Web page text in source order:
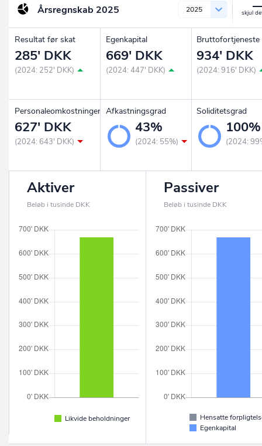
Årsregnskab 2025 2025
Resultat før skat
285' DKK
(2024: 252' DKK)
Egenkapital
669' DKK
(2024: 447' DKK)
Bruttofortjeneste
934' DKK
(2024: 916' DKK)
Personaleomkostninger
627' DKK
(2024: 643' DKK)
Afkastningsgrad
43%
(2024: 55%)
Soliditetsgrad
100%
(2024:
Aktiver
Beløb i tusinde DKK
Likvide beholdninger
Passiver
Beløb i tusinde DKK
Hensatte
Egenkapital